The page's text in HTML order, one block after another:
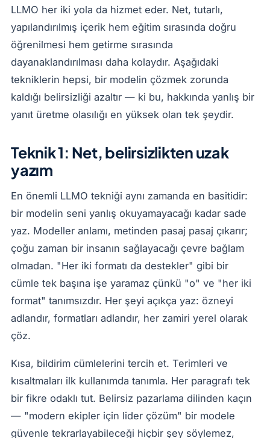
LLMO her iki yola da hizmet eder. Net, tutarlı,
yapılandırılmış içerik hem eğitim sırasında doğru
öğrenilmesi hem getirme sırasında
dayanaklandırılması daha kolaydır. Aşağıdaki
tekniklerin hepsi, bir modelin çözmek zorunda
kaldığı belirsizliği azaltır — ki bu, hakkında yanlış bir
yanıt üretme olasılığı en yüksek olan tek şeydir.
Teknik 1: Net, belirsizlikten uzak
yazım
En önemli LLMO tekniği aynı zamanda en basitidir:
bir modelin seni yanlış okuyamayacağı kadar sade
yaz. Modeller anlamı, metinden pasaj pasaj çıkarır;
çoğu zaman bir insanın sağlayacağı çevre bağlam
olmadan. "Her iki formatı da destekler" gibi bir
cümle tek başına işe yaramaz çünkü "o" ve "her iki
format" tanımsızdır. Her şeyi açıkça yaz: özneyi
adlandır, formatları adlandır, her zamiri yerel olarak
çöz.
Kısa, bildirim cümlelerini tercih et. Terimleri ve
kısaltmaları ilk kullanımda tanımla. Her paragrafı tek
bir fikre odaklı tut. Belirsiz pazarlama dilinden kaçın
— "modern ekipler için lider çözüm" bir modele
güvenle tekrarlayabileceği hiçbir şey söylemez,